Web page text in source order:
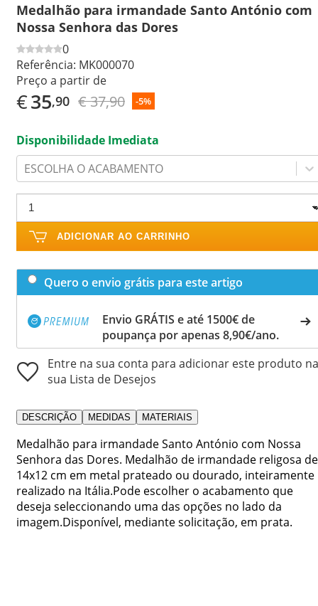
Medalhão para irmandade Santo António com
Nossa Senhora das Dores
0
Referência: MK000070
Preço a partir de
€35,90 € 37,90 -5%
Disponibilidade Imediata
ESCOLHA O ACABAMENTO
ADICIONAR AO CARRINHO
Quero o envio grátis para este artigo
Envio GRÁTIS e até 1500€ de
poupança por apenas 8,90€/ano.
Entre na sua conta para adicionar este produto na
sua Lista de Desejos
DESCRIÇÃO MEDIDAS MATERIAIS
Medalhão para irmandade Santo António com Nossa
Senhora das Dores. Medalhão de irmandade religosa de
14x12 cm em metal prateado ou dourado, inteiramente
realizado na Itália.Pode escolher o acabamento que
deseja seleccionando uma das opções no lado da
imagem.Disponível, mediante solicitação, em prata.